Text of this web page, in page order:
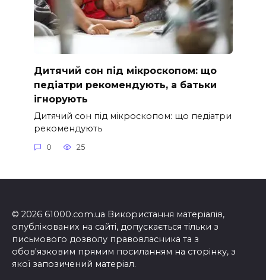
Дитячий сон під мікроскопом: що
педіатри рекомендують, а батьки
ігнорують
Дитячий сон під мікроскопом: що педіатри
рекомендують
0 25
© 2026 61000.com.ua Використання матеріалів,
опублікованих на сайті, допускається тільки з
письмового дозволу правовласника та з
обов'язковим прямим посиланням на сторінку, з
якої запозичений матеріал.